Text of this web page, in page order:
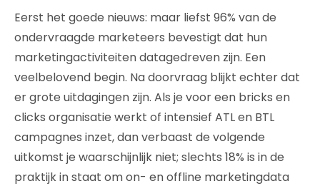
Eerst het goede nieuws: maar liefst 96% van de
ondervraagde marketeers bevestigt dat hun
marketingactiviteiten datagedreven zijn. Een
veelbelovend begin. Na doorvraag blijkt echter dat
er grote uitdagingen zijn. Als je voor een bricks en
clicks organisatie werkt of intensief ATL en BTL
campagnes inzet, dan verbaast de volgende
uitkomst je waarschijnlijk niet; slechts 18% is in de
praktijk in staat om on- en offline marketingdata